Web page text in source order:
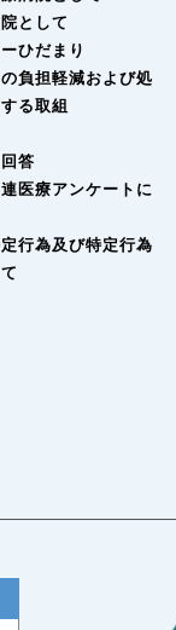
として
ひだまり
負担軽減および処
る取組
答
医療アンケートに
行為及び特定行為